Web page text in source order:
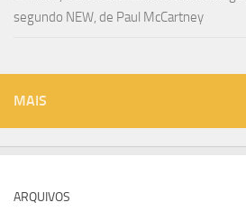
segundo NEW, de Paul McCartney
MAIS
ARQUIVOS